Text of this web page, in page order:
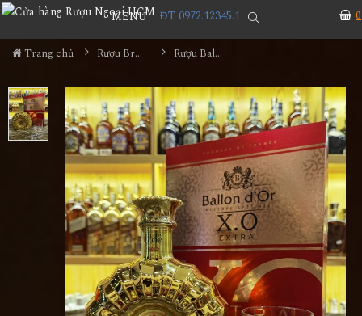
0
MENU ĐT 0972.12345.1
Trang chủ Rượu Brandy Rượu Ballon D'or Gold XO Extra